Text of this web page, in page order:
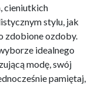
cieniutkich
stylu, jak
zdobione ozdoby.
idealnego
modę, swój
pamiętaj,